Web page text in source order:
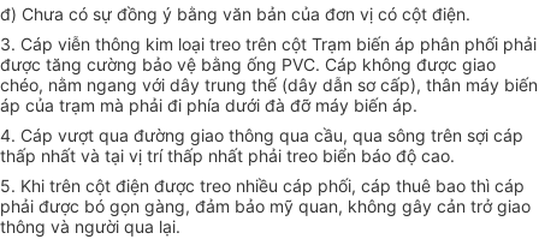
đ) Chưa có sự đồng ý bằng văn bản của đơn vị có cột điện.
3. Cáp viễn thông kim loại treo trên cột Trạm biến áp phân phối phải
được tăng cường bảo vệ bằng ống PVC. Cáp không được giao
chéo, nằm ngang với dây trung thế (dây dẫn sơ cấp), thân máy biến
áp của trạm mà phải đi phía dưới đà đỡ máy biến áp.
4. Cáp vượt qua đường giao thông qua cầu, qua sông trên sợi cáp
thấp nhất và tại vị trí thấp nhất phải treo biển báo độ cao.
5. Khi trên cột điện được treo nhiều cáp phối, cáp thuê bao thì cáp
phải được bó gọn gàng, đảm bảo mỹ quan, không gây cản trở giao
thông và người qua lại.